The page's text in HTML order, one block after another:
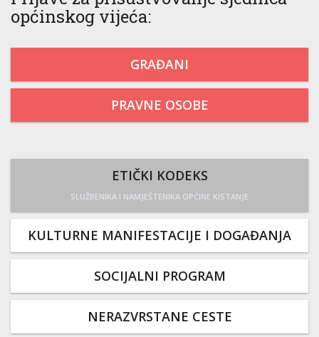
općinskog vijeća:
GRAĐANI
PRAVNE OSOBE
ETIČKI KODEKS
SLUŽBENIKA I NAMJEŠTENIKA OPĆINE KISTANJE
KULTURNE MANIFESTACIJE I DOGAĐANJA
SOCIJALNI PROGRAM
NERAZVRSTANE CESTE